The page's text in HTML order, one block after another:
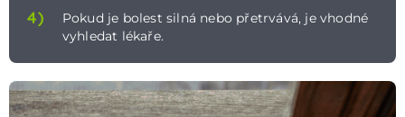
4)
Pokud je bolest silná nebo přetrvává, je vhodné
vyhledat lékaře.